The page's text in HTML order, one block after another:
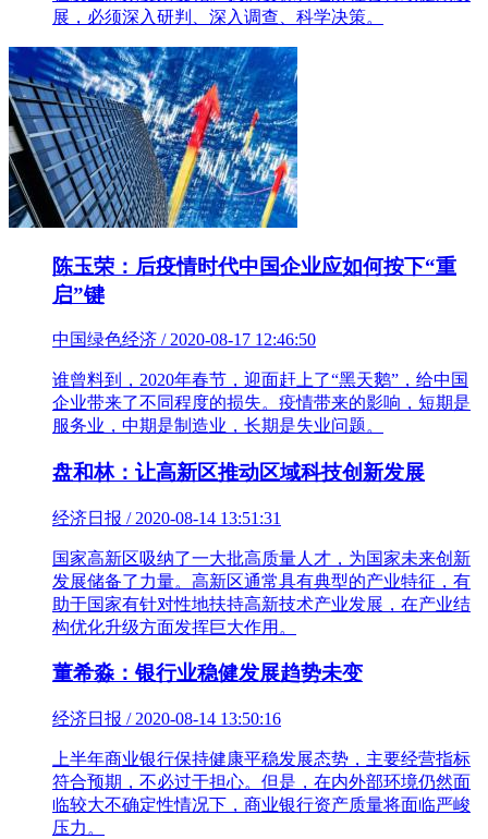
展，必须深入研判、深入调查、科学决策。
陈玉荣：后疫情时代中国企业应如何按下“重
启”键
中国绿色经济 / 2020-08-17 12:46:50
谁曾料到，2020年春节，迎面赶上了“黑天鹅”，给中国
企业带来了不同程度的损失。疫情带来的影响，短期是
服务业，中期是制造业，长期是失业问题。
盘和林：让高新区推动区域科技创新发展
经济日报 / 2020-08-14 13:51:31
国家高新区吸纳了一大批高质量人才，为国家未来创新
发展储备了力量。高新区通常具有典型的产业特征，有
助于国家有针对性地扶持高新技术产业发展，在产业结
构优化升级方面发挥巨大作用。
董希淼：银行业稳健发展趋势未变
经济日报 / 2020-08-14 13:50:16
上半年商业银行保持健康平稳发展态势，主要经营指标
符合预期，不必过于担心。但是，在内外部环境仍然面
临较大不确定性情况下，商业银行资产质量将面临严峻
压力。